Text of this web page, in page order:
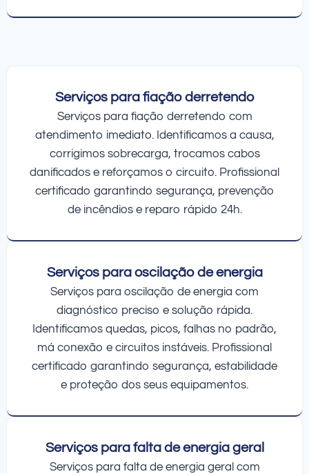
Serviços para fiação derretendo
Serviços para fiação derretendo com
atendimento imediato. Identificamos a causa,
corrigimos sobrecarga, trocamos cabos
danificados e reforçamos o circuito. Profissional
certificado garantindo segurança, prevenção
de incêndios e reparo rápido 24h.
Serviços para oscilação de energia
Serviços para oscilação de energia com
diagnóstico preciso e solução rápida.
Identificamos quedas, picos, falhas no padrão,
má conexão e circuitos instáveis. Profissional
certificado garantindo segurança, estabilidade
e proteção dos seus equipamentos.
Serviços para falta de energia geral
Serviços para falta de energia geral com